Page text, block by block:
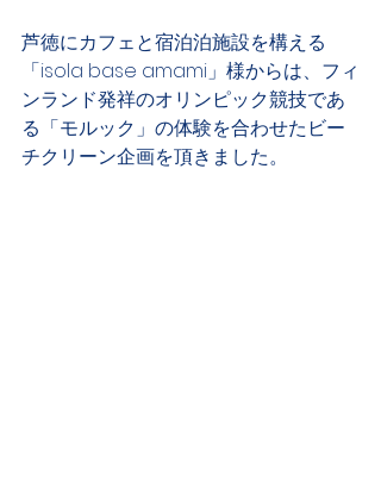
芦徳にカフェと宿泊泊施設を構える
「isola base amami」様からは、フィ
ンランド発祥のオリンピック競技であ
る「モルック」の体験を合わせたビー
チクリーン企画を頂きました。